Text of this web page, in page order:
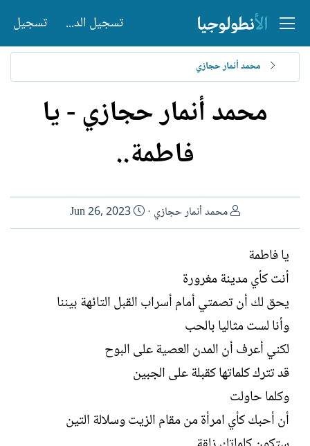
تسجيل الدخول تسجيل
محمد أنمار حجازي
محمد أنمار حجازي - يا
فاطمة..
ا
ل
ت
محمد أنمار حجازي
ت
ا
ا
ل
ن
Jun 26, 2023
يا فاطمة
أنت كأي مدينة مغرورة
يحق لك أن تصمتي أمام أسراب القبل التائهة بيننا
وأنا لست مثاليا بالحب
لكني أعرف أن المدن العصية على البوح
قد تترك كلماتها كقبلة على الجبين
وكلما حاولت
أن أحبك كأي امرأة من مقام الزيت وسلالة التين